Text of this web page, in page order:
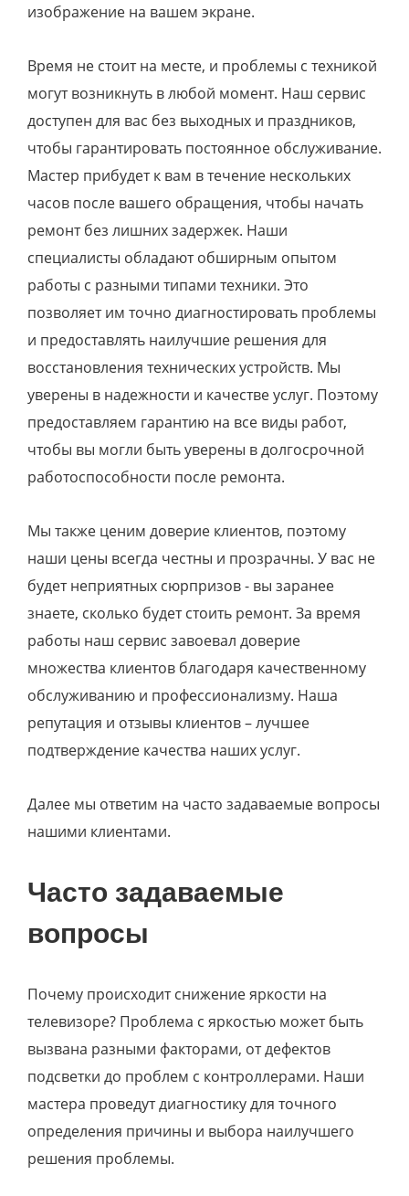
изображение на вашем экране.
Время не стоит на месте, и проблемы с техникой
могут возникнуть в любой момент. Наш сервис
доступен для вас без выходных и праздников,
чтобы гарантировать постоянное обслуживание.
Мастер прибудет к вам в течение нескольких
часов после вашего обращения, чтобы начать
ремонт без лишних задержек. Наши
специалисты обладают обширным опытом
работы с разными типами техники. Это
позволяет им точно диагностировать проблемы
и предоставлять наилучшие решения для
восстановления технических устройств. Мы
уверены в надежности и качестве услуг. Поэтому
предоставляем гарантию на все виды работ,
чтобы вы могли быть уверены в долгосрочной
работоспособности после ремонта.
Мы также ценим доверие клиентов, поэтому
наши цены всегда честны и прозрачны. У вас не
будет неприятных сюрпризов - вы заранее
знаете, сколько будет стоить ремонт. За время
работы наш сервис завоевал доверие
множества клиентов благодаря качественному
обслуживанию и профессионализму. Наша
репутация и отзывы клиентов – лучшее
подтверждение качества наших услуг.
Далее мы ответим на часто задаваемые вопросы
нашими клиентами.
Часто задаваемые
вопросы
Почему происходит снижение яркости на
телевизоре? Проблема с яркостью может быть
вызвана разными факторами, от дефектов
подсветки до проблем с контроллерами. Наши
мастера проведут диагностику для точного
определения причины и выбора наилучшего
решения проблемы.